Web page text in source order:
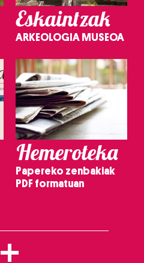
Eskaintzak
ARKEOLOGIA MUSEOA
Hemeroteka
Papereko zenbakiak
PDF formatuan
+